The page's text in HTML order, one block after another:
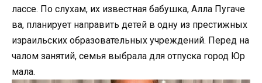
лассе. По слухам, их известная бабушка, Алла Пугаче
ва, планирует направить детей в одну из престижных
израильских образовательных учреждений. Перед на
чалом занятий, семья выбрала для отпуска город Юр
мала.